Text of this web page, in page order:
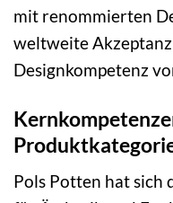
mit renommierten
weltweite
Designkompetenz
Pols Potten hat sich